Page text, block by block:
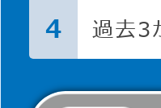
4 過去3